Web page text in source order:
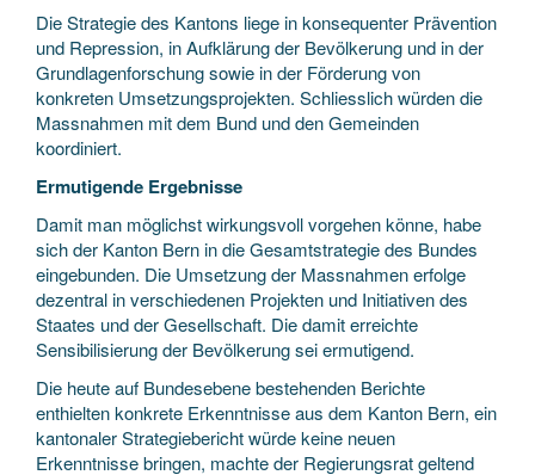
Die Strategie des Kantons liege in konsequenter Prävention
und Repression, in Aufklärung der Bevölkerung und in der
Grundlagenforschung sowie in der Förderung von
konkreten Umsetzungsprojekten. Schliesslich würden die
Massnahmen mit dem Bund und den Gemeinden
koordiniert.
Ermutigende Ergebnisse
Damit man möglichst wirkungsvoll vorgehen könne, habe
sich der Kanton Bern in die Gesamtstrategie des Bundes
eingebunden. Die Umsetzung der Massnahmen erfolge
dezentral in verschiedenen Projekten und Initiativen des
Staates und der Gesellschaft. Die damit erreichte
Sensibilisierung der Bevölkerung sei ermutigend.
Die heute auf Bundesebene bestehenden Berichte
enthielten konkrete Erkenntnisse aus dem Kanton Bern, ein
kantonaler Strategiebericht würde keine neuen
Erkenntnisse bringen, machte der Regierungsrat geltend